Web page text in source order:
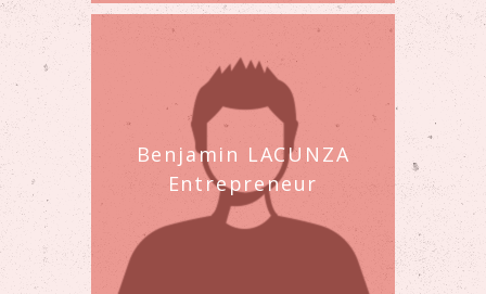
Benjamin LACUNZA
Entrepreneur